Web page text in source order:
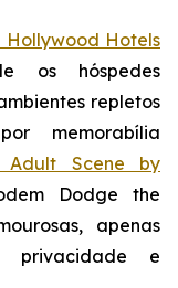
Hollywood Hotels
os hóspedes
repletos
memorabília
Adult Scene by
Dodge the
apenas
privacidade e